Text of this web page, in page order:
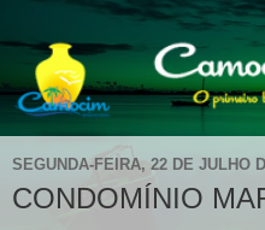
SEGUNDA-FEIRA, 22 DE JULHO
CONDOMÍNIO